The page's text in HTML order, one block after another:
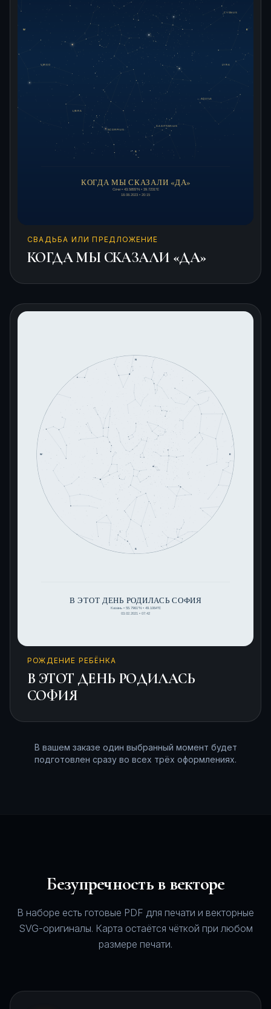
СВАДЬБА ИЛИ ПРЕДЛОЖЕНИЕ
КОГДА МЫ СКАЗАЛИ «ДА»
РОЖДЕНИЕ РЕБЁНКА
В ЭТОТ ДЕНЬ РОДИЛАСЬ
СОФИЯ
В вашем заказе один выбранный момент будет
подготовлен сразу во всех трёх оформлениях.
Безупречность в векторе
В наборе есть готовые PDF для печати и векторные
SVG-оригиналы. Карта остаётся чёткой при любом
размере печати.